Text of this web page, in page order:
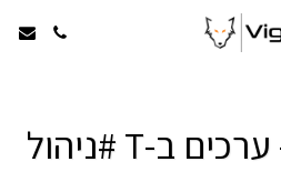
מילון מונחים - ערכים ב-T #ניהול